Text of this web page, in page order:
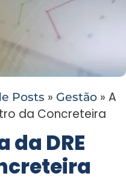
Posts » Gestão » A
da Concreteira
DRE